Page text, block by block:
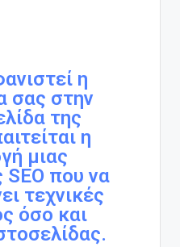
η
σας στην
της
η
μιας
SEO που να
τεχνικές
όσο και